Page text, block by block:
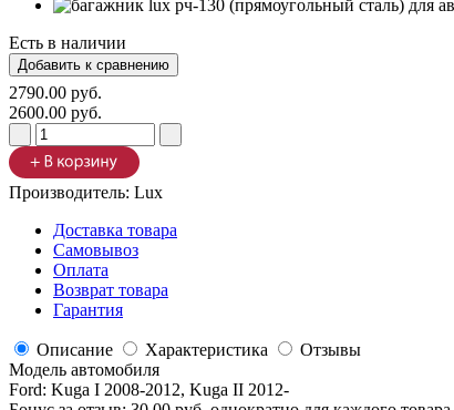
Есть в наличии
2790.00 руб.
2600.00 руб.
Производитель: Lux
Доставка товара
Самовывоз
Оплата
Возврат товара
Гарантия
Описание Характеристика
Отзывы
Модель автомобиля
Ford: Kuga I 2008-2012, Kuga II 2012-